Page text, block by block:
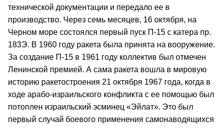
технической документации и передало ее в
производство. Через семь месяцев, 16 октября, на
Черном море состоялся первый пуск П-15 с катера пр.
183Э. В 1960 году ракета была принята на вооружение.
За создание П-15 в 1961 году коллектив был отмечен
Ленинской премией. А сама ракета вошла в мировую
историю ракетостроения 21 октября 1967 года, когда в
ходе арабо-израильского конфликта с ее помощью был
потоплен израильский эсминец «Эйлат». Это был
первый случай боевого применения самонаводящихся